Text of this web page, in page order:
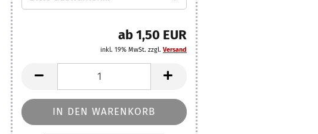
ab 1,50 EUR
inkl. 19% MwSt. zzgl. Versand